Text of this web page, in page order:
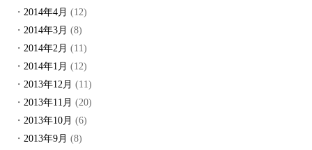
2014年4月 (12)
2014年3月 (8)
2014年2月 (11)
2014年1月 (12)
2013年12月 (11)
2013年11月 (20)
2013年10月 (6)
2013年9月 (8)